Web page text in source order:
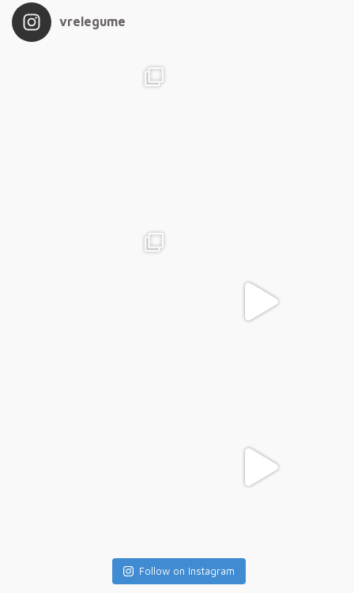
vrelegume
Follow on Instagram